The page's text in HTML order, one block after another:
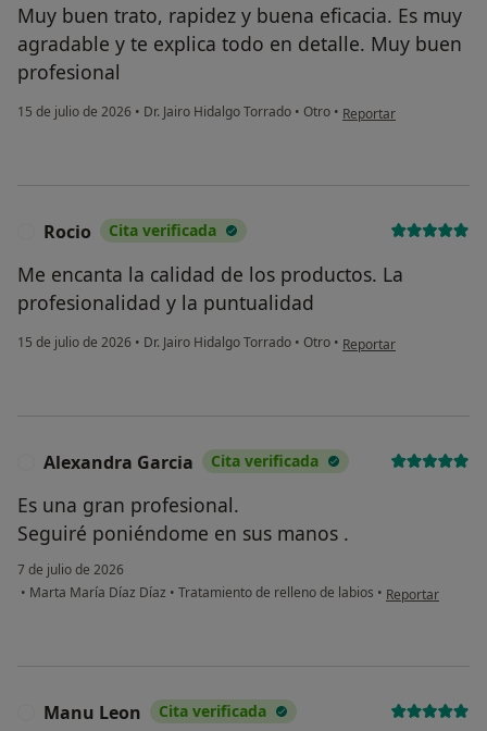
Muy buen trato, rapidez y buena eficacia. Es muy
agradable y te explica todo en detalle. Muy buen
profesional
15 de julio de 2026 • Dr. Jairo Hidalgo Torrado • Otro • en opinión del usuario
Reportar
Rocio Cita verificada
Me encanta la calidad de los productos. La
profesionalidad y la puntualidad
15 de julio de 2026 • Dr. Jairo Hidalgo Torrado • Otro • en opinión del usuario
Reportar
Alexandra Garcia Cita verificada
Es una gran profesional.
Seguiré poniéndome en sus manos .
7 de julio de 2026
• Marta María Díaz Díaz • Tratamiento de relleno de labios • en opinión del
Reportar
Manu Leon Cita verificada